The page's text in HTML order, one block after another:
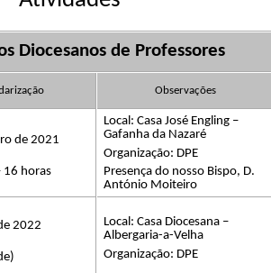
Diocesanos​​ de Professores
Observações
de 2021
16 horas
Local: ​​Casa José Engling –
Gafanha da Nazaré
Organização: DPE
Presença do nosso Bispo, D.
António Moiteiro
2022
)
Local:​​Casa Diocesana –
Albergaria-a-Velha
Organização: DPE